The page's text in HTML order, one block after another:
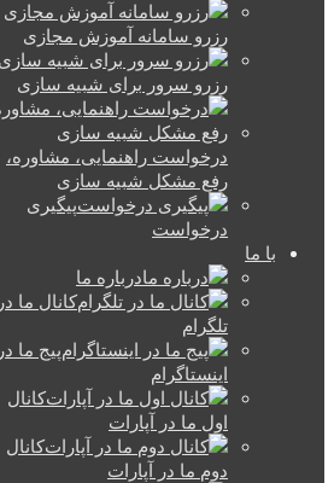
رزرو سامانه آموزش مجازی
رزرو سرور برای شبیه سازی
درخواست راهنمایی، مشاوره،
رفع مشکل شبیه سازی
پیگیری
درخواست
با ما
درباره ما
کانال ما در
تلگرام
پیج ما در
اینستاگرام
کانال
اول ما در آپارات
کانال
دوم ما در آپارات